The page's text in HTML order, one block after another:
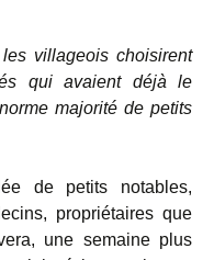
les villageois choisirent
qui avaient déjà le
majorité de petits
de petits notables,
propriétaires que
une semaine plus